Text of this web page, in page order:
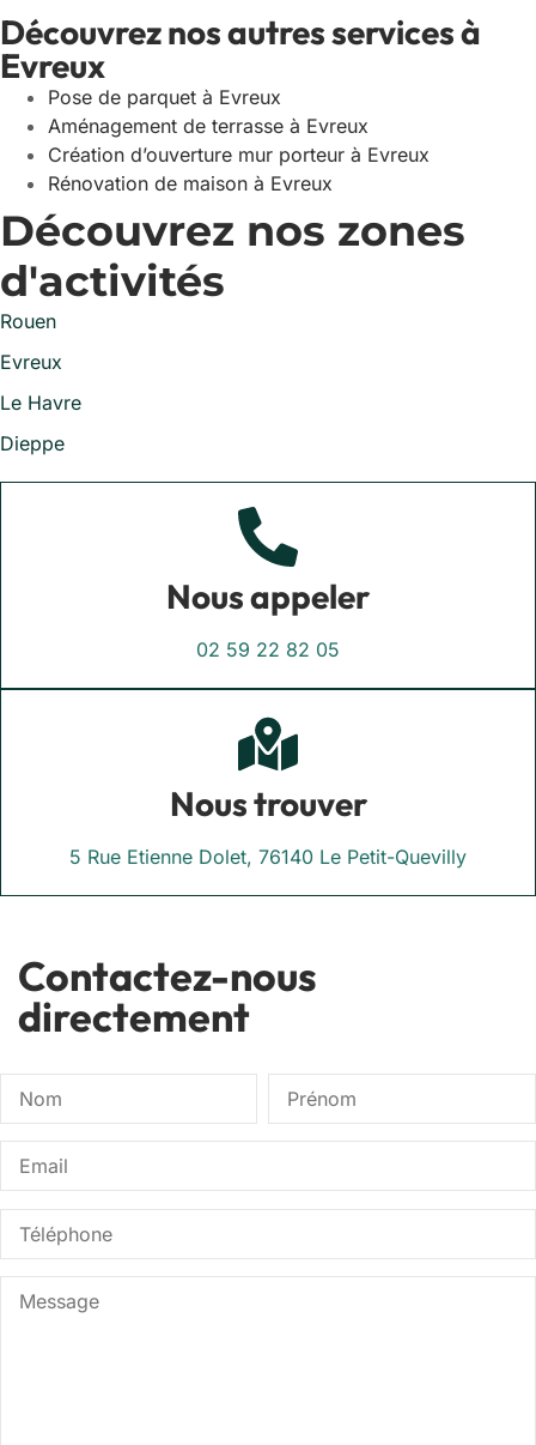
Découvrez nos autres services à
Evreux
Pose de parquet à Evreux
Aménagement de terrasse à Evreux
Création d’ouverture mur porteur à Evreux
Rénovation de maison à Evreux
Découvrez nos zones
d'activités
Rouen
Evreux
Le Havre
Dieppe
Nous appeler
02 59 22 82 05
Nous trouver
5 Rue Etienne Dolet, 76140 Le Petit-Quevilly
Contactez-nous
directement